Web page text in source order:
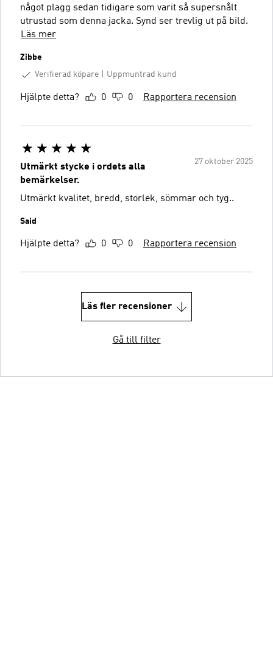
något plagg sedan tidigare som varit så supersnålt
utrustad som denna jacka. Synd ser trevlig ut på bild.
Läs mer
Zibbe
Verifierad köpare
Uppmuntrad kund
Hjälpte detta? 0 0 Rapportera recension
27 oktober 2025
Utmärkt stycke i ordets alla
bemärkelser.
Utmärkt kvalitet, bredd, storlek, sömmar och tyg..
Said
Hjälpte detta? 0 0 Rapportera recension
Läs fler recensioner
Gå till filter